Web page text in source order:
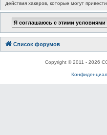
действия хакеров, которые могут
Список форумов
Copyright © 2011 - 2026